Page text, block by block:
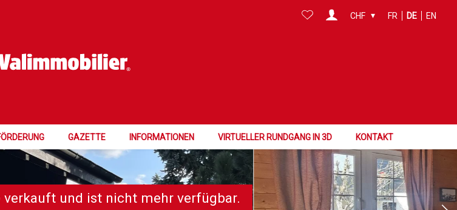
GAZETTE INFORMATIONEN VIRTUELLER RUNDGANG IN 3D KONTAKT
CHF FR DE EN
und ist nicht mehr verfügbar.